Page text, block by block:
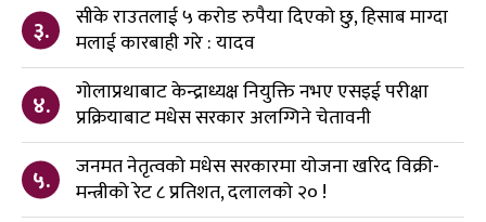
३.
सीके राउतलाई ५ करोड रुपैया दिएको छु, हिसाब माग्दा
मलाई कारबाही गरे : यादव
४.
गोलाप्रथाबाट केन्द्राध्यक्ष नियुक्ति नभए एसइई परीक्षा
प्रक्रियाबाट मधेस सरकार अलग्गिने चेतावनी
५.
जनमत नेतृत्वको मधेस सरकारमा योजना खरिद विक्री-
मन्त्रीको रेट ८ प्रतिशत, दलालको २० !